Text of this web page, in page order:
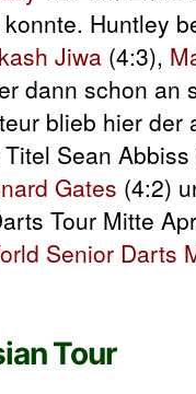
Huntley
Jiwa (4:3),
dann schon an
blieb hier der
Sean
Gates (4:2)
Tour Mitte
Senior Darts
Tour